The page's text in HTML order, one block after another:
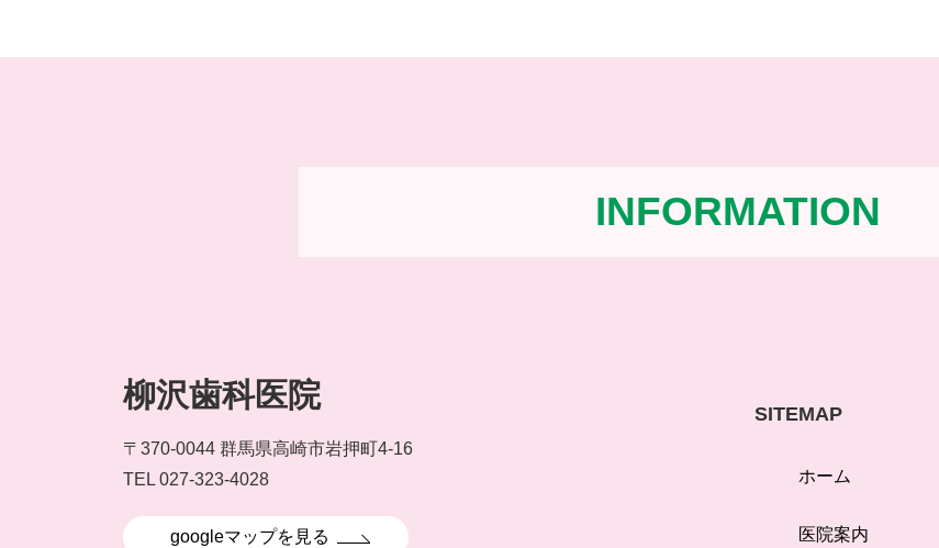
INFORMATION
柳沢歯科医院
〒370-0044 群馬県高崎市岩押町4-16
TEL 027-323-4028
googleマップを見る
SITEMAP
ホーム
医院案内